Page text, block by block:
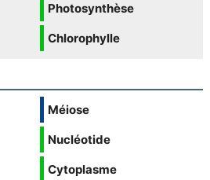
Photosynthèse
Chlorophylle
Méiose
Nucléotide
Cytoplasme